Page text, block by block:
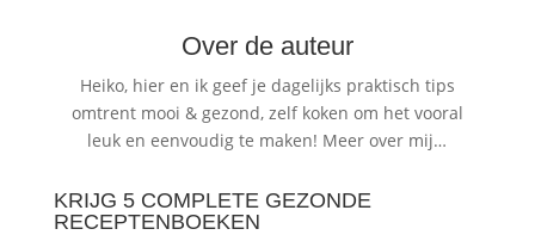
Over de auteur
Heiko, hier en ik geef je dagelijks praktisch tips
omtrent mooi & gezond, zelf koken om het vooral
leuk en eenvoudig te maken! Meer over mij…
KRIJG 5 COMPLETE GEZONDE
RECEPTENBOEKEN